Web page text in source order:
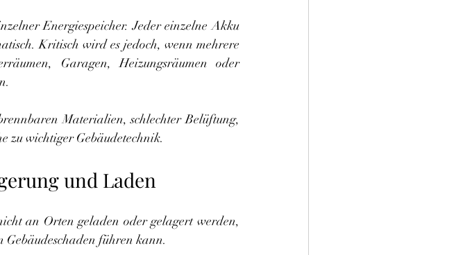
Energiespeicher. Jeder einzelne Akku
Kritisch wird es jedoch, wenn mehrere
Garagen, Heizungsräumen oder
Materialien, schlechter Belüftung,
zu wichtiger Gebäudetechnik.
und Laden
an Orten geladen oder gelagert werden,
Gebäudeschaden führen kann.